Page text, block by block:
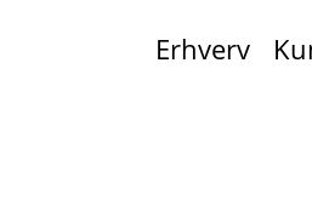
Erhverv